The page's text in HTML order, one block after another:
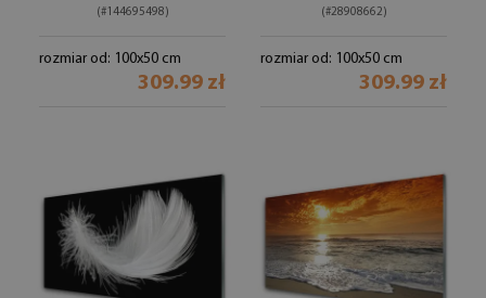
(#144695498)
rozmiar od: 100x50 cm
309.99 zł
(#28908662)
rozmiar od: 100x50 cm
309.99 zł